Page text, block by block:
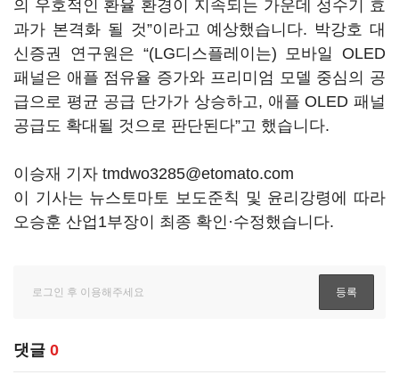
의 우호적인 환율 환경이 지속되는 가운데 성수기 효
과가 본격화 될 것”이라고 예상했습니다. 박강호 대
신증권 연구원은 “(LG디스플레이는) 모바일 OLED
패널은 애플 점유율 증가와 프리미엄 모델 중심의 공
급으로 평균 공급 단가가 상승하고, 애플 OLED 패널
공급도 확대될 것으로 판단된다”고 했습니다.
이승재 기자 tmdwo3285@etomato.com
이 기사는 뉴스토마토 보도준칙 및 윤리강령에 따라
오승훈 산업1부장이 최종 확인·수정했습니다.
댓글 0